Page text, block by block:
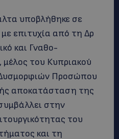
υποβλήθηκε σε
επιτυχία από τη Δρ
και Γναθο-
του Κυπριακού
Δυσμορφιών Προσώπου
αποκατάσταση της
στην
του
και τη